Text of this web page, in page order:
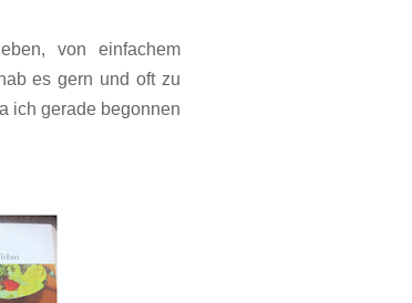
von einfachem
es gern und oft zu
ich gerade begonnen